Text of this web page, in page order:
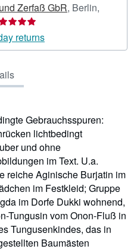
Zerfaß GbR, Berlin,
returns
Gebrauchsspuren:
lichtbedingt
und ohne
im Text. U.a.
reiche Aginische Burjatin im
im Festkleid; Gruppe
im Dorfe Dukki wohnend,
Tungusin vom Onon-Fluß in
Tungusenkindes, das in
Baumästen